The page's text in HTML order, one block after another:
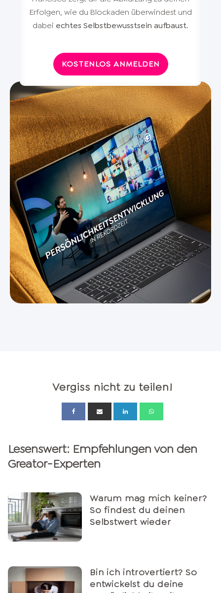
Erfolgen, wie du Blockaden überwindest und
dabei echtes Selbstbewusstsein aufbaust.
KOSTENLOS ANMELDEN
Vergiss nicht zu teilen!
Lesenswert: Empfehlungen von den
Greator-Experten
Warum mag mich keiner?
So findest du deinen
Selbstwert wieder
Bin ich introvertiert? So
entwickelst du deine